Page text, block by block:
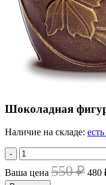
Шоколадная
Наличие на складе:
-
Ваша цена 550 ₽ 480